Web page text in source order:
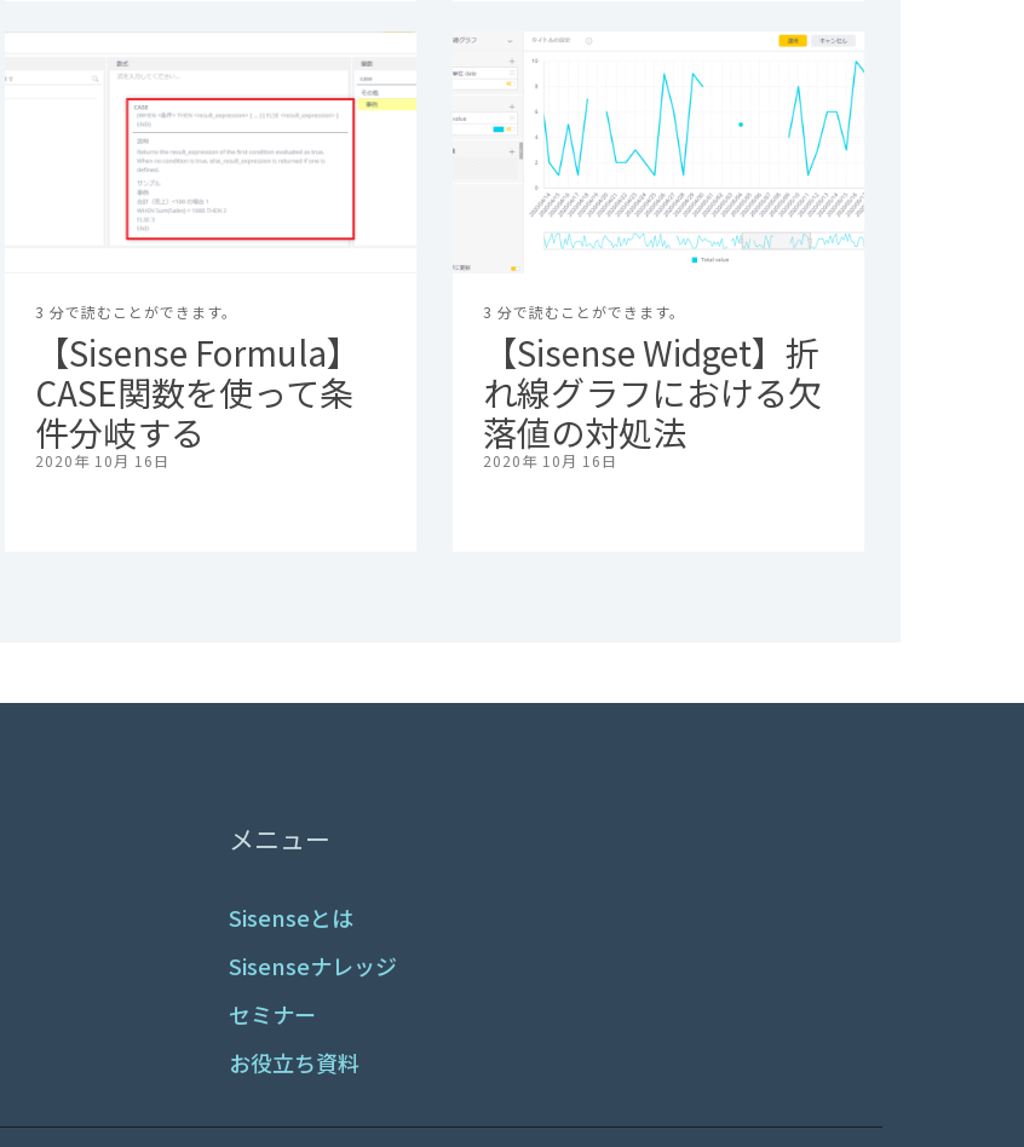
3 分で読むことができます。
【Sisense Formula】
CASE関数を使って条
件分岐する
2020年 10月 16日
3 分で読むことができます。
【Sisense Widget】折
れ線グラフにおける欠
落値の対処法
2020年 10月 16日
メニュー
Sisenseとは
Sisenseナレッジ
セミナー
お役立ち資料